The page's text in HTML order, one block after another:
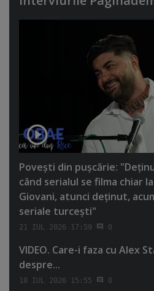
Poveşti din puşcărie:
când serialul se filma chiar
Giovani, atunci deţinut,
seriale turceşti"
21 IUL 2026 17:59 0
VIDEO. Care-i faza cu Alex
despre...
18 IUL 2026 15:55 0